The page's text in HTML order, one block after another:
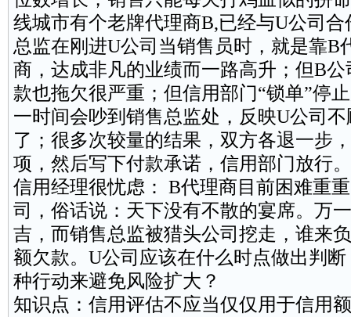
线城市有个老牌代理商B,已经与U公司
总监在刚进U公司当销售员时，就是靠B
商，达成非凡的业绩而一路高升；但B
款也拖欠很严重；但信用部门“锁单”停
一时间会吵到销售总监处，反映U公司
了；很多次较量的结果，双方各退一步
项，然后写下付款承诺，信用部门放行。
信用经理很忧虑： B代理商目前困难重
司，俗话说：天下没有不散的宴席。万
吉，而销售总监被猎头公司挖走，谁来
额欠款。U公司应该在什么时点做出判
种行动来避免风险扩大？
知识点：信用评估不应当仅仅用于信用